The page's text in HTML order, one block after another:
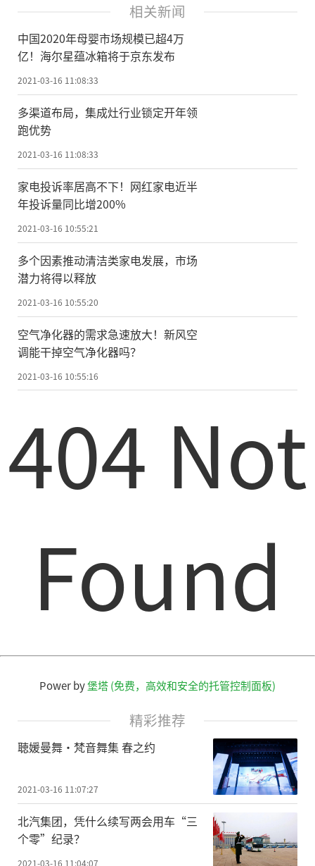
作为冰箱的重要细分领域，众多品牌顺
应二胎趋势进驻母婴市场。从现阶段情况来
看，海尔、海信、美的等老牌家电品牌，以
及云米等互联网品牌，都已进入这一细分市
场，主打杀菌、除异味、健康储鲜等概念。
但是，市场从标准层面也提出了更高的
要求。去年4月，由海尔冰箱主导的《母婴电
冰箱》标准要求：冰箱材料必须符合食品接
触材料安全、不含有毒有害物质;另外，冰箱
应保证温度恒定，干区湿度不大于45%、湿
区湿度不小于90%、除菌率不小于90%等，
以保障母婴存储的新鲜和健康。
那么，这次将于京东上市的海尔星蕴冰
箱又有怎样的表现呢?从目前的信息来看，这
款冰箱搭载了抗菌率为99.9%的健康面板及D
EO净味系统，设置了即食冷藏、鲜活果蔬、
等6大空间，可以实现燕窝、母乳、辅食等各
类食材的干湿分储。尤其是母乳，黄金4℃恒
温存储环境下，不损失DHA等营养。
养”“营养辅食”“智慧烹饪”“宝宝看
护”6大场景解决方案。新手妈妈只需通过海
尔星蕴冰箱一键联动温奶器、辅食机、厨电
当下，母婴群体需要更健康、更智慧的
婴用户提供了全方位的一站式健康生活体
验。除此之外，海尔星蕴冰箱还将带来哪些
责任编辑：kj005
相关新闻
中国2020年母婴市场规模已超4万
亿！海尔星蕴冰箱将于京东发布
2021-03-16 11:08:33
多渠道布局，集成灶行业锁定开年领
跑优势
2021-03-16 11:08:33
家电投诉率居高不下！网红家电近半
年投诉量同比增200%
2021-03-16 10:55:21
多个因素推动清洁类家电发展，市场
潜力将得以释放
2021-03-16 10:55:20
空气净化器的需求急速放大！新风空
调能干掉空气净化器吗？
2021-03-16 10:55:16
404 Not
Found
Power by堡塔 (免费，高效和安全的托管控制面板)
精彩推荐
聴媛曼舞•梵音舞集 春之约
2021-03-16 11:07:27
北汽集团，凭什么续写两会用车“三
个零”纪录？
2021-03-16 11:04:07